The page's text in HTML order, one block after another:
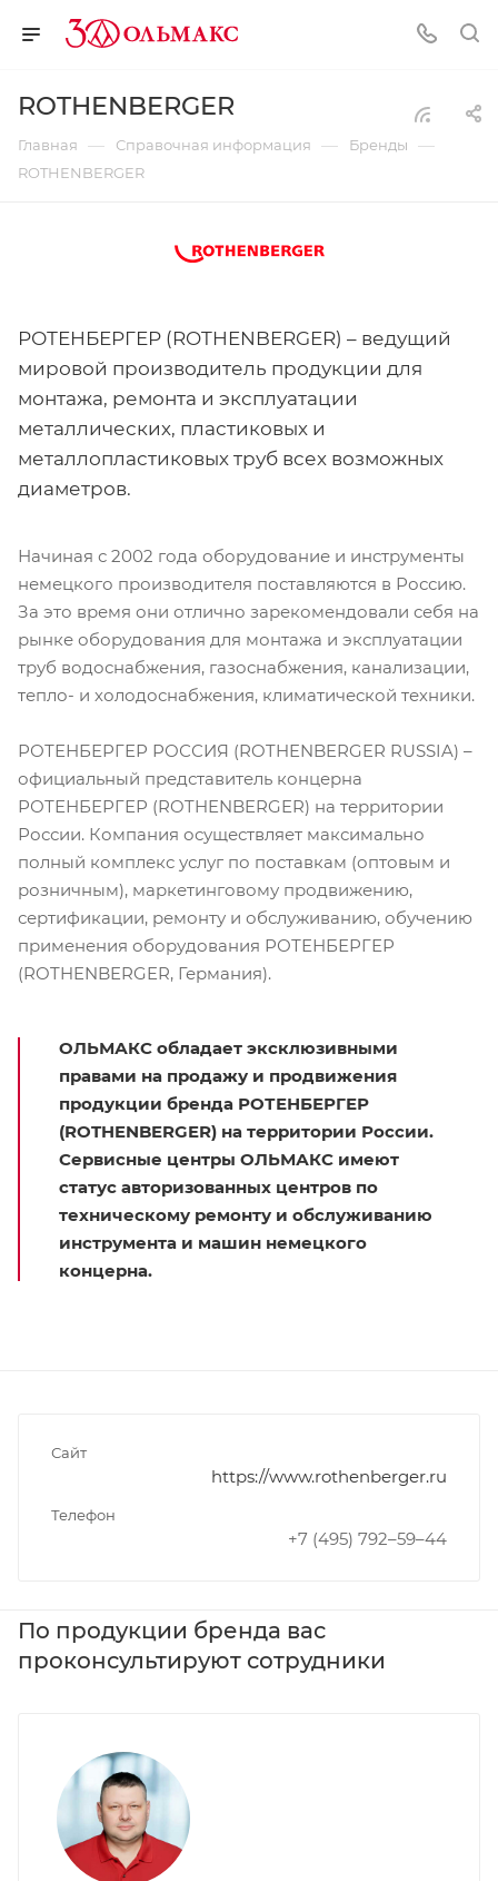
ROTHENBERGER
Главная — Справочная информация — Бренды —
ROTHENBERGER
РОТЕНБЕРГЕР (ROTHENBERGER) – ведущий
мировой производитель продукции для
монтажа, ремонта и эксплуатации
металлических, пластиковых и
металлопластиковых труб всех возможных
диаметров.
Начиная с 2002 года оборудование и инструменты
немецкого производителя поставляются в Россию.
За это время они отлично зарекомендовали себя на
рынке оборудования для монтажа и эксплуатации
труб водоснабжения, газоснабжения, канализации,
тепло- и холодоснабжения, климатической техники.
РОТЕНБЕРГЕР РОССИЯ (ROTHENBERGER RUSSIA) –
официальный представитель концерна
РОТЕНБЕРГЕР (ROTHENBERGER) на территории
России. Компания осуществляет максимально
полный комплекс услуг по поставкам (оптовым и
розничным), маркетинговому продвижению,
сертификации, ремонту и обслуживанию, обучению
применения оборудования РОТЕНБЕРГЕР
(ROTHENBERGER, Германия).
ОЛЬМАКС обладает эксклюзивными
правами на продажу и продвижения
продукции бренда РОТЕНБЕРГЕР
(ROTHENBERGER) на территории России.
Сервисные центры ОЛЬМАКС имеют
статус авторизованных центров по
техническому ремонту и обслуживанию
инструмента и машин немецкого
концерна.
Сайт
https://www.rothenberger.ru
Телефон
+7 (495) 792–59–44
По продукции бренда вас
проконсультируют сотрудники